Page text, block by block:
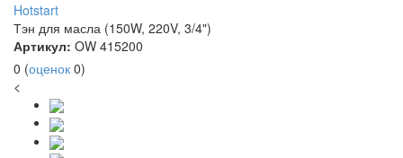
Hotstart
Тэн для масла (150W, 220V, 3/4")
Артикул: OW 415200
0 (оценок 0)
<